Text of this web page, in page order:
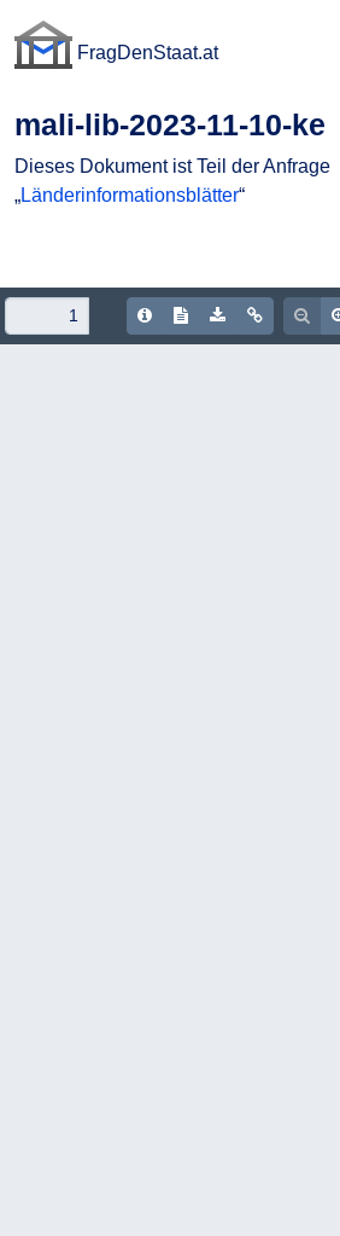
FragDenStaat.at
mali-lib-2023-11-10-ke
Dieses Dokument ist Teil der Anfrage
„Länderinformationsblätter“
Document Info
Show/hide Text
Download
Copy